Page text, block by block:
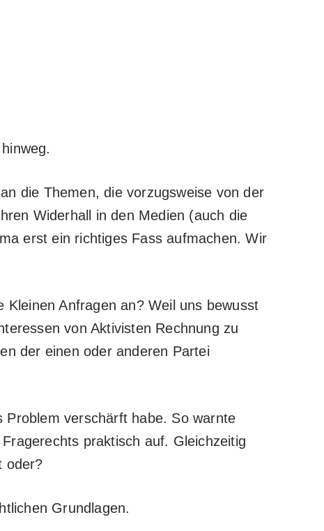
die Themen, die vorzugsweise von der
Widerhall in den Medien (auch die
erst ein richtiges Fass aufmachen. Wir
Anfragen an? Weil uns bewusst
von Aktivisten Rechnung zu
der einen oder anderen Partei
Problem verschärft habe. So warnte
Fragerechts praktisch auf. Gleichzeitig
oder?
Grundlagen.